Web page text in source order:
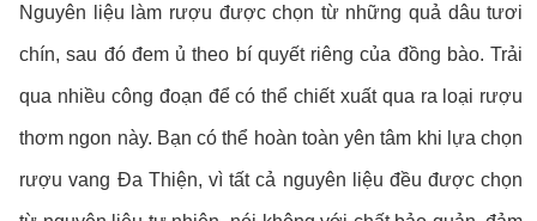
Nguyên liệu làm rượu được chọn từ những quả dâu tươi
chín, sau đó đem ủ theo bí quyết riêng của đồng bào. Trải
qua nhiều công đoạn để có thể chiết xuất qua ra loại rượu
thơm ngon này. Bạn có thể hoàn toàn yên tâm khi lựa chọn
rượu vang Đa Thiện, vì tất cả nguyên liệu đều được chọn